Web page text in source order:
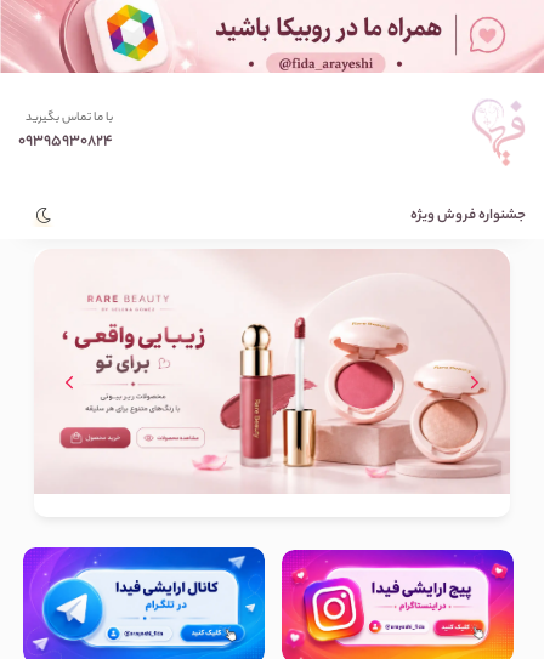
با ما تماس بگیرید
09395930824
جشنواره فروش ویژه